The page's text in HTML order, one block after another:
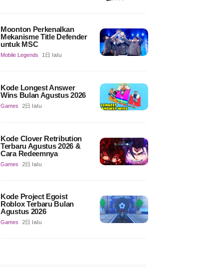
Moonton Perkenalkan
Mekanisme Title Defender
untuk MSC
Mobile Legends 1日 lalu
Kode Longest Answer
Wins Bulan Agustus 2026
Games 2日 lalu
Kode Clover Retribution
Terbaru Agustus 2026 &
Cara Redeemnya
Games 2日 lalu
Kode Project Egoist
Roblox Terbaru Bulan
Agustus 2026
Games 2日 lalu